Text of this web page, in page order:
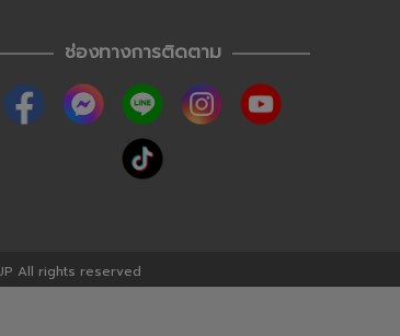
ช่องทางการติดตาม
All rights reserved